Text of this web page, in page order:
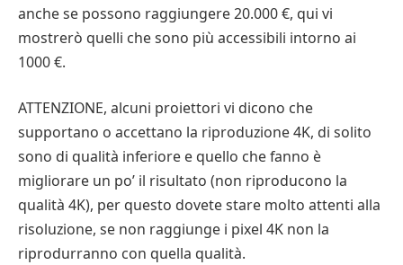
anche se possono raggiungere 20.000 €, qui vi
mostrerò quelli che sono più accessibili intorno ai
1000 €.
ATTENZIONE, alcuni proiettori vi dicono che
supportano o accettano la riproduzione 4K, di solito
sono di qualità inferiore e quello che fanno è
migliorare un po’ il risultato (non riproducono la
qualità 4K), per questo dovete stare molto attenti alla
risoluzione, se non raggiunge i pixel 4K non la
riprodurranno con quella qualità.